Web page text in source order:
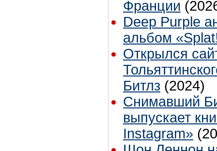
Франции
Deep Purple
альбом
Открылся
Битлз (2024)
Снимавший
выпускает
Instagram»